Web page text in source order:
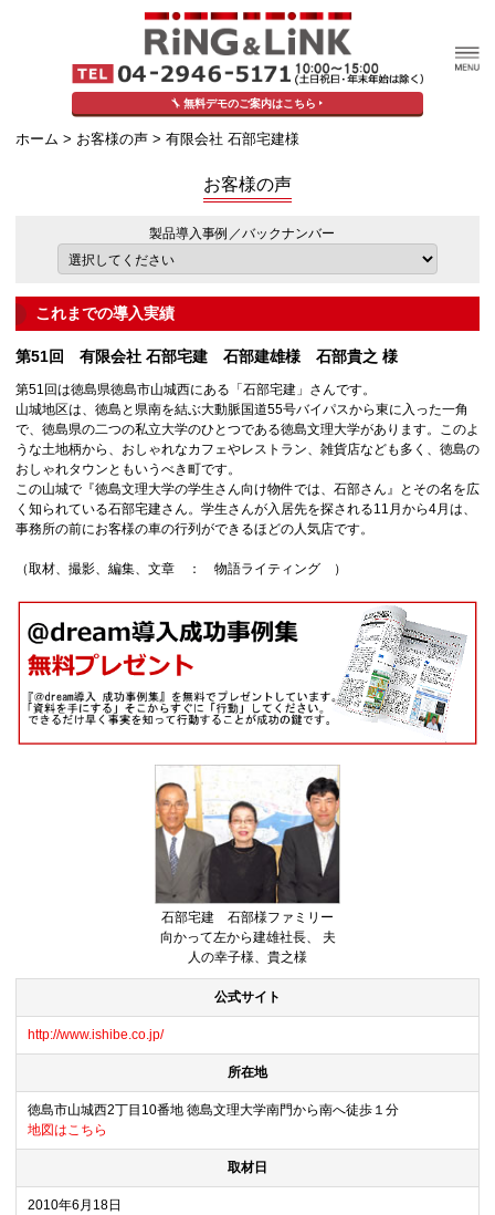
無料デモのご案内はこちら
ホーム > お客様の声 > 有限会社 石部宅建様
お客様の声
製品導入事例／バックナンバー
これまでの導入実績
第51回 有限会社 石部宅建 石部建雄様 石部貴之 様
第51回は徳島県徳島市山城西にある「石部宅建」さんです。
山城地区は、徳島と県南を結ぶ大動脈国道55号バイパスから東に入った一角
で、徳島県の二つの私立大学のひとつである徳島文理大学があります。このよ
うな土地柄から、おしゃれなカフェやレストラン、雑貨店なども多く、徳島の
おしゃれタウンともいうべき町です。
この山城で『徳島文理大学の学生さん向け物件では、石部さん』とその名を広
く知られている石部宅建さん。学生さんが入居先を探される11月から4月は、
事務所の前にお客様の車の行列ができるほどの人気店です。
（取材、撮影、編集、文章 ： 物語ライティング ）
石部宅建 石部様ファミリー
向かって左から建雄社長、 夫
人の幸子様、貴之様
公式サイト
http://www.ishibe.co.jp/
所在地
徳島市山城西2丁目10番地 徳島文理大学南門から南へ徒歩１分
地図はこちら
取材日
2010年6月18日